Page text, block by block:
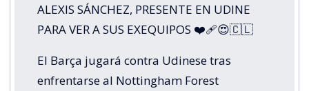
ALEXIS SÁNCHEZ, PRESENTE EN UDINE
PARA VER A SUS EXEQUIPOS ❤️‍🩹😍🇨🇱
El Barça jugará contra Udinese tras
enfrentarse al Nottingham Forest